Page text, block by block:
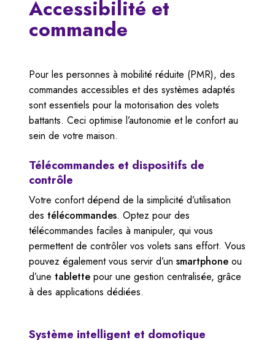
Accessibilité et
commande
Pour les personnes à mobilité réduite (PMR), des
commandes accessibles et des systèmes adaptés
sont essentiels pour la motorisation des volets
battants. Ceci optimise l’autonomie et le confort au
sein de votre maison.
Télécommandes et dispositifs de
contrôle
Votre confort dépend de la simplicité d’utilisation
des télécommandes. Optez pour des
télécommandes faciles à manipuler, qui vous
permettent de contrôler vos volets sans effort. Vous
pouvez également vous servir d’un smartphoneou
d’une tablettepour une gestion centralisée, grâce
à des applications dédiées.
Système intelligent et domotique